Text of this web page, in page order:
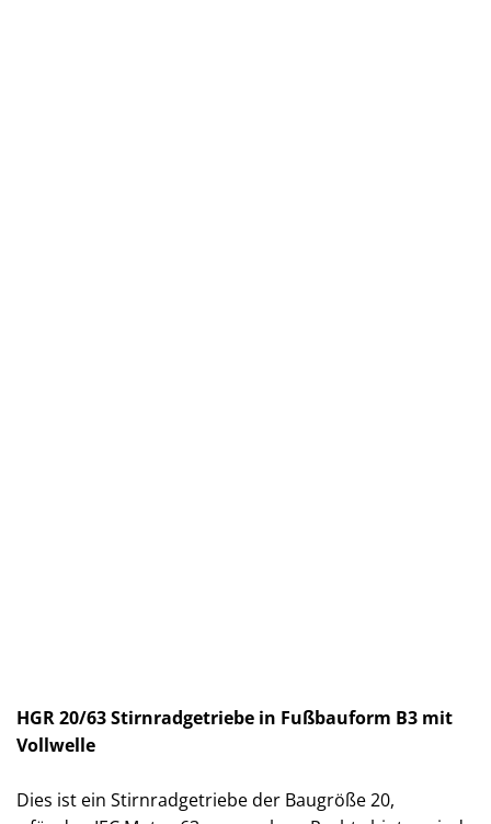
HGR 20/63 Stirnradgetriebe in Fußbauform B3 mit
Vollwelle
Dies ist ein Stirnradgetriebe der Baugröße 20,